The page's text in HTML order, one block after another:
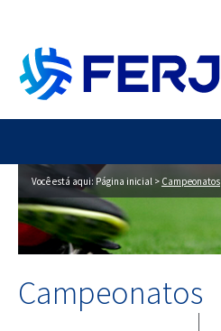
Você está aqui: Página inicial > Campeonatos
Campeonatos